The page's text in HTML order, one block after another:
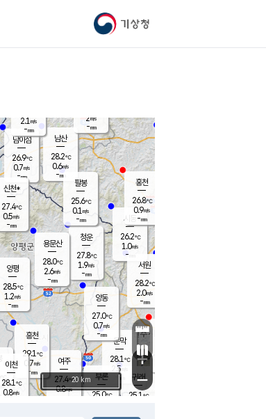
기상청
문막
28.1℃
2.5m/s
mm
남이섬
26.9℃
0.7m/s
-mm
부론
25.0℃
남산
28.2℃
0.6m/s
-mm
청운
27.8℃
1.9m/s
-mm
팔봉
25.6℃
0.1 m/s
-mm
여주
27.4℃
0.8m/s
양동
27.0℃
0.7m/s
-mm
2.1 m/s
-mm
신천*
27.4℃
0.5m/s
-mm
흥천
29.1℃
0.7m/s
-mm
m/s
시동
26.2℃
1.0m/s
- mm
귀래
25.1 ℃
서원
28.2℃
2.0m/s
-mm
용문산
28.0℃
2.6m/s
-mm
홍천
26.8℃
0.9m/s
-mm
이천
28.1℃
0.8m/s
양평
28.5℃
1.2m/s
-mm
2m/s
-mm
+
−
20 km